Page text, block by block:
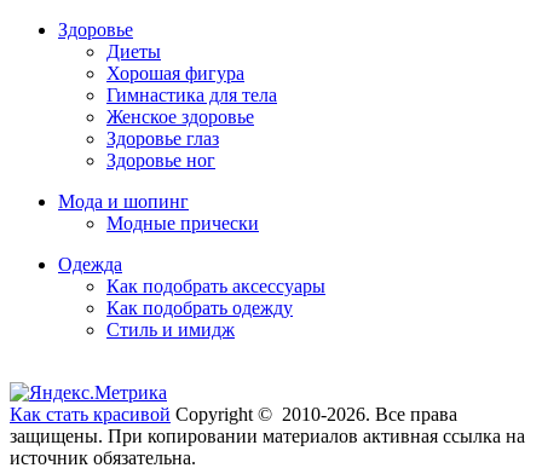
Здоровье
Диеты
Хорошая фигура
Гимнастика для тела
Женское здоровье
Здоровье глаз
Здоровье ног
Мода и шопинг
Модные прически
Одежда
Как подобрать аксессуары
Как подобрать одежду
Стиль и имидж
Как стать красивой Copyright © 2010-2026. Все права
защищены. При копировании материалов активная ссылка на
источник обязательна.